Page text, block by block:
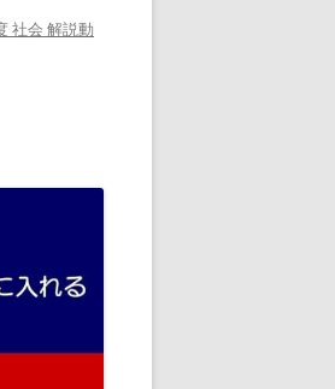
社会 解説動